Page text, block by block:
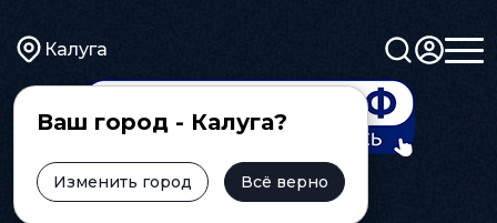
Калуга
Ваш город - Калуга?
Изменить город Всё верно
Главная Афиша Спектакль